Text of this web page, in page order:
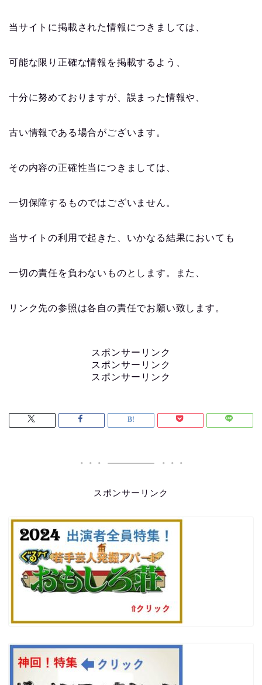
当サイトに掲載された情報につきましては、
可能な限り正確な情報を掲載するよう、
十分に努めておりますが、誤まった情報や、
古い情報である場合がございます。
その内容の正確性当につきましては、
一切保障するものではございません。
当サイトの利用で起きた、いかなる結果においても
一切の責任を負わないものとします。また、
リンク先の参照は各自の責任でお願い致します。
スポンサーリンク
スポンサーリンク
スポンサーリンク
スポンサーリンク